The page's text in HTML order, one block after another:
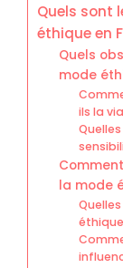
Quels sont
éthique en
Quels
mode
ils la
la mode